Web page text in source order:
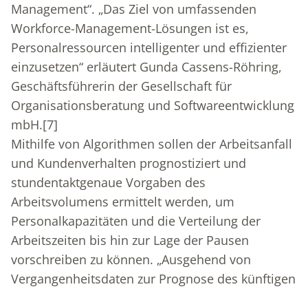
Management“. „Das Ziel von umfassenden
Workforce-Management-Lösungen ist es,
Personalressourcen intelligenter und effizienter
einzusetzen“ erläutert Gunda Cassens-Röhring,
Geschäftsführerin der Gesellschaft für
Organisationsberatung und Softwareentwicklung
mbH.[7]
Mithilfe von Algorithmen sollen der Arbeitsanfall
und Kundenverhalten prognostiziert und
stundentaktgenaue Vorgaben des
Arbeitsvolumens ermittelt werden, um
Personalkapazitäten und die Verteilung der
Arbeitszeiten bis hin zur Lage der Pausen
vorschreiben zu können. „Ausgehend von
Vergangenheitsdaten zur Prognose des künftigen